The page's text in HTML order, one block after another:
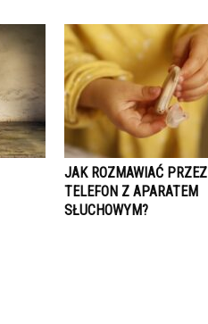
JAK ROZMAWIAĆ PRZEZ
TELEFON Z APARATEM
SŁUCHOWYM?